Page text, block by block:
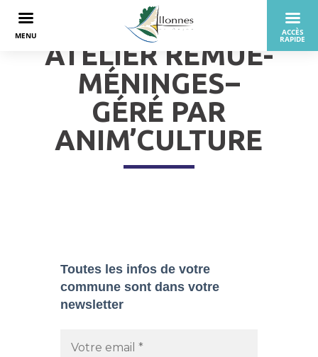
ATELIER REMUE-
MÉNINGES–
GÉRÉ PAR
ANIM’CULTURE
Toutes les infos de votre
commune sont dans votre
newsletter